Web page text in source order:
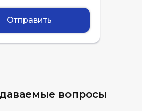
Отправить
вопросы